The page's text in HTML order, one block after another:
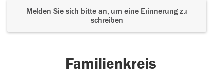
Melden Sie sich bitte an, um eine Erinnerung zu
schreiben
Familienkreis